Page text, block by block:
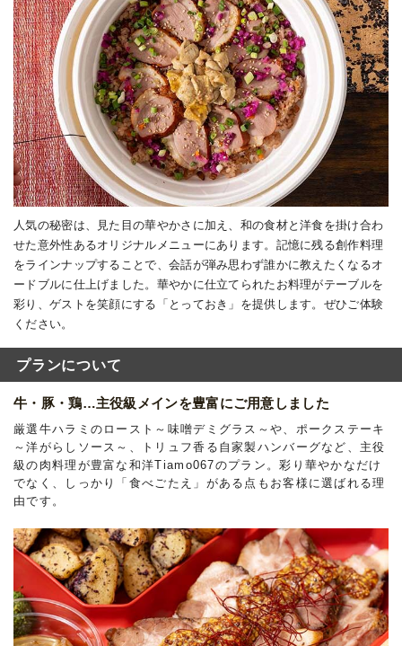
人気の秘密は、見た目の華やかさに加え、和の食材と洋食を掛け合わ
せた意外性あるオリジナルメニューにあります。記憶に残る創作料理
をラインナップすることで、会話が弾み思わず誰かに教えたくなるオ
ードブルに仕上げました。華やかに仕立てられたお料理がテーブルを
彩り、ゲストを笑顔にする「とっておき」を提供します。ぜひご体験
ください。
プランについて
牛・豚・鶏…主役級メインを豊富にご用意しました
厳選牛ハラミのロースト～味噌デミグラス～や、ポークステーキ
～洋がらしソース～、トリュフ香る自家製ハンバーグなど、主役
級の肉料理が豊富な和洋Tiamo067のプラン。彩り華やかなだけ
でなく、しっかり「食べごたえ」がある点もお客様に選ばれる理
由です。